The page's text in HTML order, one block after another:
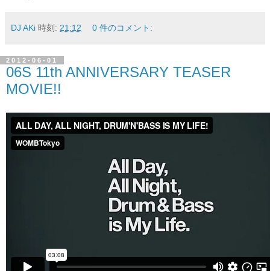
DJ AKi 時刻: 21:12 0 件のコメント:
2012-06-01
06S 11th ANNIVERSARY TEASER
MOVIE!!